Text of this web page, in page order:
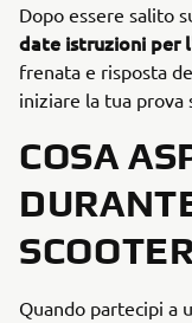
Dopo essere salito
date istruzioni per
frenata e risposta
iniziare la tua prova
COSA
SCOOTER
Quando partecipi a